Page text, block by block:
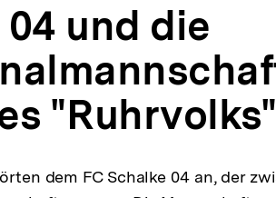
04 und die
dem FC Schalke 04 an, der